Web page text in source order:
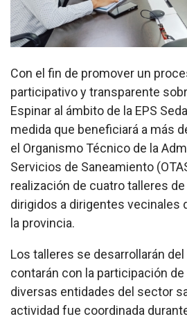
Con el fin de promover un
participativo y transparente
Espinar al ámbito de la EPS
medida que beneficiará a más
el Organismo Técnico de la
Servicios de Saneamiento
realización de cuatro talleres
dirigidos a dirigentes vecinales
la provincia.
Los talleres se desarrollarán
contarán con la participación
diversas entidades del sector
actividad fue coordinada